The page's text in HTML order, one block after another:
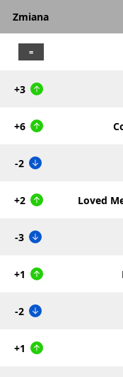
Zmiana
+3
+6
-2
+2 Loved
-3
+1
-2
+1